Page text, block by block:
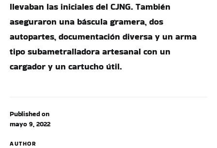
Published on
mayo 9, 2022
AUTHOR
llevaban las iniciales del CJNG. También
aseguraron una báscula gramera, dos
autopartes, documentación diversa y un arma
tipo subametralladora artesanal con un
cargador y un cartucho útil.